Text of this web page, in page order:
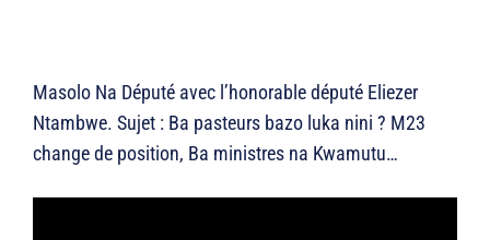
Masolo Na Député avec l’honorable député Eliezer
Ntambwe. Sujet : Ba pasteurs bazo luka nini ? M23
change de position, Ba ministres na Kwamutu…